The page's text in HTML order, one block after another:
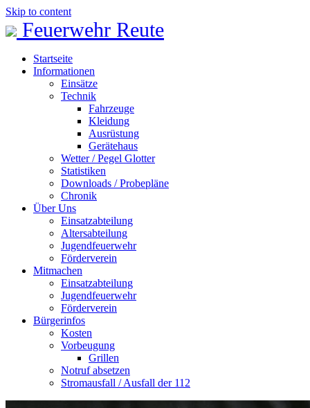
Skip to content
Feuerwehr Reute
Startseite
Informationen
Einsätze
Technik
Fahrzeuge
Kleidung
Ausrüstung
Gerätehaus
Wetter / Pegel Glotter
Statistiken
Downloads / Probepläne
Chronik
Über Uns
Einsatzabteilung
Altersabteilung
Jugendfeuerwehr
Förderverein
Mitmachen
Einsatzabteilung
Jugendfeuerwehr
Förderverein
Bürgerinfos
Kosten
Vorbeugung
Grillen
Notruf absetzen
Stromausfall / Ausfall der 112